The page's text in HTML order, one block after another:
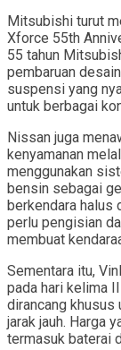
Mitsubishi turut
Xforce 55th
55 tahun
pembaruan
suspensi yang
untuk berbagai
Nissan juga
kenyamanan
menggunakan
bensin sebagai
berkendara
perlu pengisian
membuat
Sementara itu,
pada hari kelima
dirancang khusus
jarak jauh. Harga
termasuk baterai